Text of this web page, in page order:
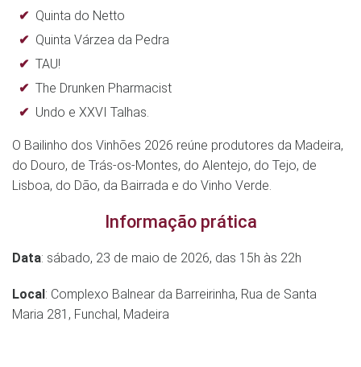
Quinta do Netto
Quinta Várzea da Pedra
TAU!
The Drunken Pharmacist
Undo e XXVI Talhas.
O Bailinho dos Vinhões 2026 reúne produtores da Madeira,
do Douro, de Trás-os-Montes, do Alentejo, do Tejo, de
Lisboa, do Dão, da Bairrada e do Vinho Verde.
Informação prática
Data: sábado, 23 de maio de 2026, das 15h às 22h
Local: Complexo Balnear da Barreirinha, Rua de Santa
Maria 281, Funchal, Madeira